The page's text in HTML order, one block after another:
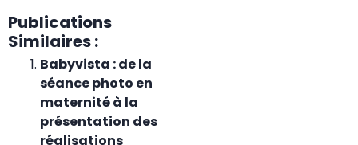
Publications
Similaires :
Babyvista : de la
séance photo en
maternité à la
présentation des
réalisations